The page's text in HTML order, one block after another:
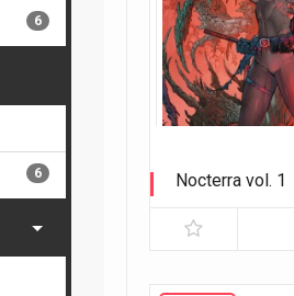
Nocterra vol. 1
6
6